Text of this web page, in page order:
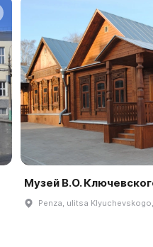
Музей В.О.
Penza, ulitsa